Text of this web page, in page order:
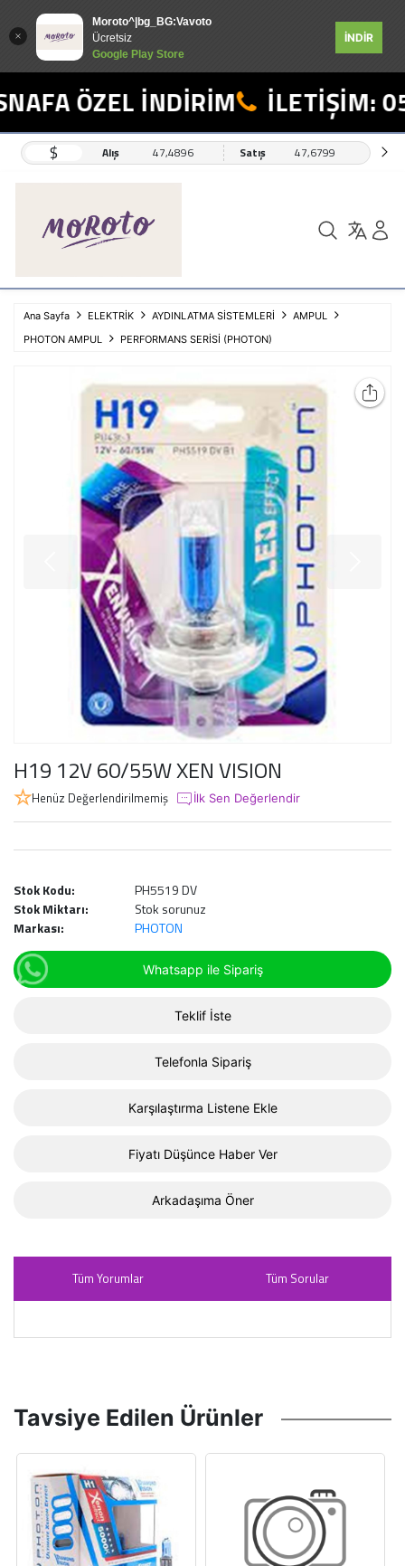
Moroto^|bg_BG:Vavoto
Ücretsiz
Google Play Store
İNDİR
ÖZEL İNDİRİM İLETİŞİM:
$ Alış 47,4896 Satış 47,6799
Ana Sayfa ELEKTRİK AYDINLATMA SİSTEMLERİ
AMPUL
PHOTON AMPUL
PERFORMANS SERİSİ (PHOTON)
H19 12V 60/55W XEN VISION
Henüz Değerlendirilmemiş İlk Sen Değerlendir
Stok Kodu:
PH5519 DV
Stok Miktarı:
Stok sorunuz
Markası:
PHOTON
Whatsapp ile Sipariş
Teklif İste
Telefonla Sipariş
Karşılaştırma Listene Ekle
Fiyatı Düşünce Haber Ver
Arkadaşıma Öner
Tüm Yorumlar Tüm Sorular
Tavsiye Edilen Ürünler